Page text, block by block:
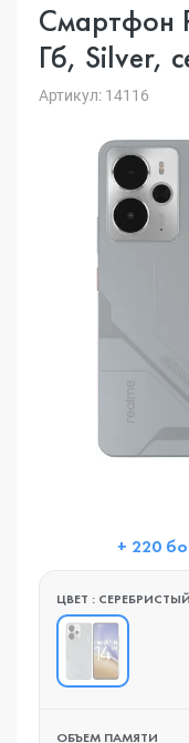
Смартфон
Гб, Silver,
Артикул: 14116
+ 220
ЦВЕТ : СЕРЕБРИСТЫЙ
ОБЪЕМ ПАМЯТИ